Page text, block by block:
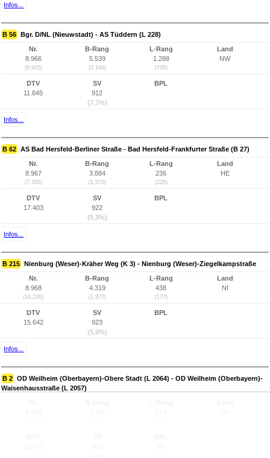
Infos...
B 56 Bgr. D/NL (Nieuwstadt) - AS Tüddern (L 228)
Nr.
8.966
(6.925)
B-Rang
5.539
(3.166)
L-Rang
1.288
(706)
Land
NW
DTV
11.845
SV
912
(7,7%)
BPL
Infos...
B 62 AS Bad Hersfeld-Berliner Straße - Bad Hersfeld-Frankfurter Straße (B 27)
Nr.
8.967
(7.305)
B-Rang
3.884
(1.570)
L-Rang
236
(226)
Land
HE
DTV
17.403
SV
922
(5,3%)
BPL
Infos...
B 215 Nienburg (Weser)-Kräher Weg (K 3) - Nienburg (Weser)-Ziegelkampstraße
Nr.
8.968
(10.226)
B-Rang
4.319
(1.977)
L-Rang
438
(177)
Land
NI
DTV
15.642
SV
923
(5,9%)
BPL
Infos...
B 2 OD Weilheim (Oberbayern)-Obere Stadt (L 2064) - OD Weilheim (Oberbayern)-
Waisenhausstraße (L 2057)